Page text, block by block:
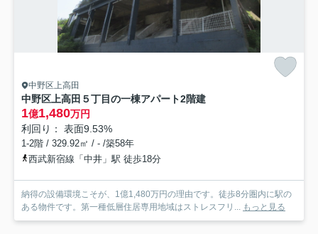
中野区上高田
中野区上高田５丁目の一棟アパート2階建
1億1,480万円
利回り： 表面9.53%
1-2階 / 329.92㎡ / - /築58年
西武新宿線「中井」駅 徒歩18分
納得の設備環境こそが、1億1,480万円の理由です。徒歩8分圏内に駅の
ある物件です。第一種低層住居専用地域はストレスフリ...
もっと見る